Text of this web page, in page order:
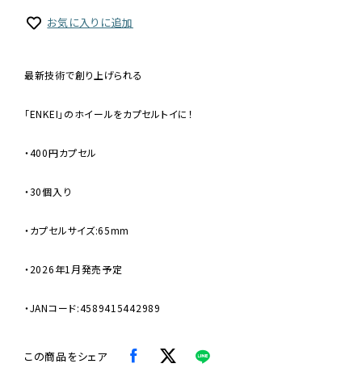
お気に入りに追加
最新技術で創り上げられる
「ENKEI」のホイールをカプセルトイに！
・400円カプセル
・30個入り
・カプセルサイズ:65mm
・2026年1月発売予定
・JANコード:4589415442989
この商品をシェア